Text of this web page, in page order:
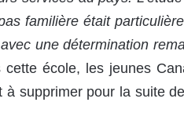
familière était
une détermination
cette école, les jeunes
à supprimer pour la suite